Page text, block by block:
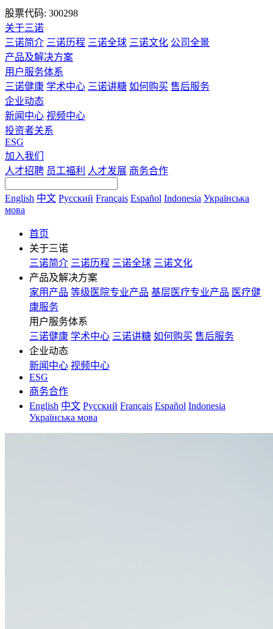
股票代码: 300298
关于三诺
三诺简介 三诺历程 三诺全球 三诺文化 公司全景
产品及解决方案
用户服务体系
三诺健康 学术中心 三诺讲糖 如何购买 售后服务
企业动态
新闻中心 视频中心
投资者关系
ESG
加入我们
人才招聘 员工福利 人才发展 商务合作
English 中文 Русский Français Español Indonesia Українська
мова
首页
关于三诺
三诺简介 三诺历程 三诺全球 三诺文化
产品及解决方案
家用产品 等级医院专业产品 基层医疗专业产品 医疗健
康服务
用户服务体系
三诺健康 学术中心 三诺讲糖 如何购买 售后服务
企业动态
新闻中心 视频中心
ESG
商务合作
English 中文 Русский Français Español Indonesia
Українська мова